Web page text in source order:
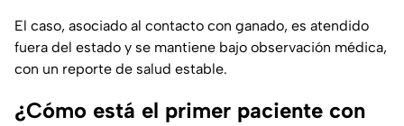
El caso, asociado al contacto con ganado, es atendido
fuera del estado y se mantiene bajo observación médica,
con un reporte de salud estable.
¿Cómo está el primer paciente con